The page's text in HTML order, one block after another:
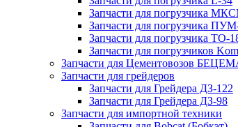
Запчасти для погрузчика
Запчасти для погрузчика
Запчасти для погрузчика ТО-
Запчасти для погрузчиков
Запчасти для Цементовозов
Запчасти для грейдеров
Запчасти для Грейдера ДЗ-122
Запчасти для Грейдера ДЗ-98
Запчасти для импортной техники